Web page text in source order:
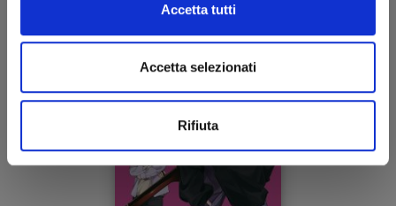
Accetta tutti
Accetta selezionati
Rifiuta